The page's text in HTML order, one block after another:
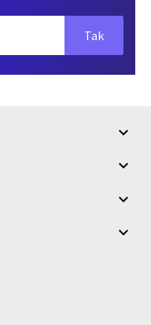



